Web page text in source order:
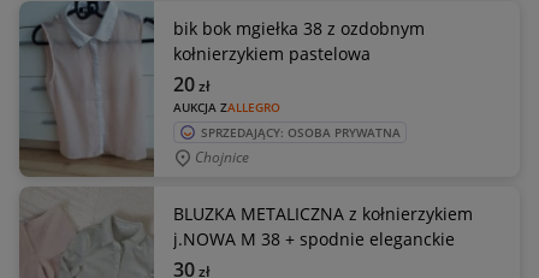
bik bok mgiełka 38 z ozdobnym
kołnierzykiem pastelowa
AUKCJA ZALLEGRO
20zł
SPRZEDAJĄCY: OSOBA PRYWATNA
Chojnice
BLUZKA METALICZNA z kołnierzykiem
j.NOWA M 38 + spodnie eleganckie
30zł